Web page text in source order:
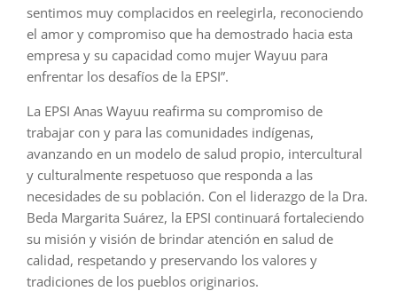
sentimos muy complacidos en reelegirla, reconociendo
el amor y compromiso que ha demostrado hacia esta
empresa y su capacidad como mujer Wayuu para
enfrentar los desafíos de la EPSI”.
La EPSI Anas Wayuu reafirma su compromiso de
trabajar con y para las comunidades indígenas,
avanzando en un modelo de salud propio, intercultural
y culturalmente respetuoso que responda a las
necesidades de su población. Con el liderazgo de la Dra.
Beda Margarita Suárez, la EPSI continuará fortaleciendo
su misión y visión de brindar atención en salud de
calidad, respetando y preservando los valores y
tradiciones de los pueblos originarios.